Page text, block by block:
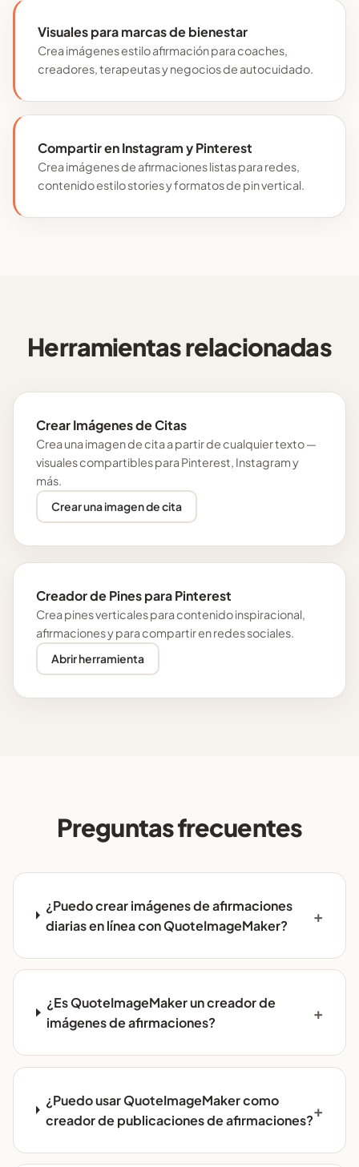
Visuales para marcas de bienestar
Crea imágenes estilo afirmación para coaches,
creadores, terapeutas y negocios de autocuidado.
Compartir en Instagram y Pinterest
Crea imágenes de afirmaciones listas para redes,
contenido estilo stories y formatos de pin vertical.
Herramientas relacionadas
Crear Imágenes de Citas
Crea una imagen de cita a partir de cualquier texto —
visuales compartibles para Pinterest, Instagram y
más.
Crear una imagen de cita
Creador de Pines para Pinterest
Crea pines verticales para contenido inspiracional,
afirmaciones y para compartir en redes sociales.
Abrir herramienta
Preguntas frecuentes
¿Puedo crear imágenes de afirmaciones
diarias en línea con QuoteImageMaker?
¿Es QuoteImageMaker un creador de
imágenes de afirmaciones?
¿Puedo usar QuoteImageMaker como
creador de publicaciones de afirmaciones?